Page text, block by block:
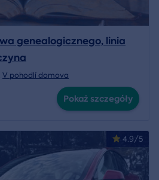
genealogicznego, linia
V pohodlí domova
Pokaż szczegóły
4.9/5